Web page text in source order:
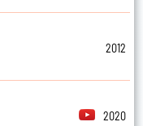
2012
2020